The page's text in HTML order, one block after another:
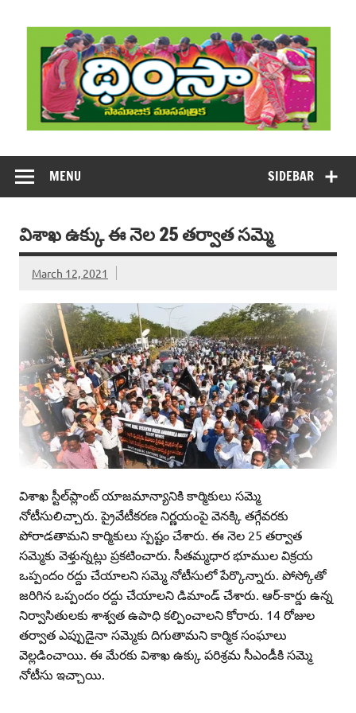
content
DHIMSA
SIDEBAR
MENU
విశాఖ ఉక్కు ఈ నెల 25 తర్వాత సమ్మె
March 12, 2021
విశాఖ స్టీల్‌ప్లాంట్‌ యాజమాన్యానికి కార్మికులు సమ్మె
నోటీసులిచ్చారు. ప్రైవేటీకరణ నిర్ణయంపై వెనక్కి తగ్గేవరకు
పోరాడతామని కార్మికులు స్పష్టం చేశారు. ఈ నెల 25 తర్వాత
సమ్మెకు వెళ్తున్నట్లు ప్రకటించారు. సీతమ్మధార భూముల విక్రయ
ఒప్పందం రద్దు చేయాలని సమ్మె నోటీసులో పేర్కొన్నారు. పోస్కోతో
జరిగిన ఒప్పందం రద్దు చేయాలని డిమాండ్‌ చేశారు. ఆర్‌-కార్డు ఉన్న
నిర్వాసితులకు శాశ్వత ఉపాధి కల్పించాలని కోరారు. 14 రోజుల
తర్వాత ఎప్పుడైనా సమ్మెకు దిగుతామని కార్మిక సంఘాలు
వెల్లడించాయి. ఈ మేరకు విశాఖ ఉక్కు పరిశ్రమ సీఎండీకి సమ్మె
నోటీసు ఇచ్చాయి.